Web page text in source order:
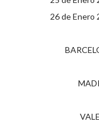
26 de Enero